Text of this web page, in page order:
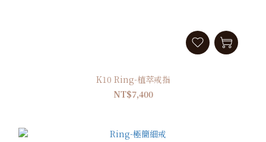
K10 Ring-植萃戒指
NT$7,400